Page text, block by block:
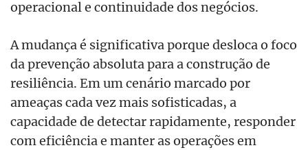
operacional e continuidade dos negócios.
A mudança é significativa porque desloca o foco
da prevenção absoluta para a construção de
resiliência. Em um cenário marcado por
ameaças cada vez mais sofisticadas, a
capacidade de detectar rapidamente, responder
com eficiência e manter as operações em